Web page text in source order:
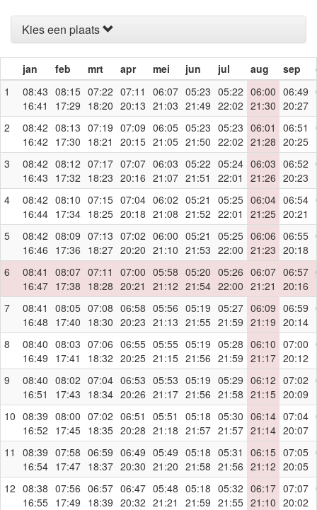
Kies een plaats
jan feb mrt apr mei jun jul aug sep
1
08:43
16:41
08:15
17:29
07:22
18:20
07:11
20:13
06:07
21:03
05:23
21:49
05:22
22:02
06:00
21:30
06:49
20:27
2
08:42
16:42
08:13
17:30
07:19
18:21
07:09
20:15
06:05
21:05
05:23
21:50
05:23
22:02
06:01
21:28
06:51
20:25
3
08:42
16:43
08:12
17:32
07:17
18:23
07:07
20:16
06:03
21:07
05:22
21:51
05:24
22:01
06:03
21:26
06:52
20:23
4
08:42
16:44
08:10
17:34
07:15
18:25
07:04
20:18
06:02
21:08
05:21
21:52
05:25
22:01
06:04
21:25
06:54
20:21
5
08:42
16:46
08:09
17:36
07:13
18:27
07:02
20:20
06:00
21:10
05:21
21:53
05:25
22:00
06:06
21:23
06:55
20:18
6
08:41
16:47
08:07
17:38
07:11
18:28
07:00
20:21
05:58
21:12
05:20
21:54
05:26
22:00
06:07
21:21
06:57
20:16
7
08:41
16:48
08:05
17:40
07:08
18:30
06:58
20:23
05:56
21:13
05:19
21:55
05:27
21:59
06:09
21:19
06:59
20:14
8
08:40
16:49
08:03
17:41
07:06
18:32
06:55
20:25
05:55
21:15
05:19
21:56
05:28
21:59
06:10
21:17
07:00
20:12
9
08:40
16:51
08:02
17:43
07:04
18:34
06:53
20:26
05:53
21:17
05:19
21:56
05:29
21:58
06:12
21:15
07:02
20:09
10 08:39
16:52
08:00
17:45
07:02
18:35
06:51
20:28
05:51
21:18
05:18
21:57
05:30
21:57
06:14
21:14
07:04
20:07
11
08:39
16:54
07:58
17:47
06:59
18:37
06:49
20:30
05:49
21:20
05:18
21:58
05:31
21:56
06:15
21:12
07:05
20:05
12 08:38
16:55
07:56
17:49
06:57
18:39
06:47
20:32
05:48
21:21
05:18
21:59
05:32
21:55
06:17
21:10
07:07
20:02